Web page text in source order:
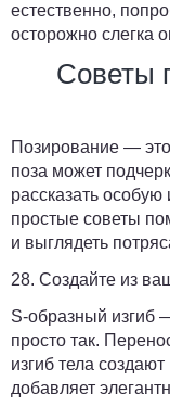
естественно,
осторожно слегка
Советы
Позирование —
поза может
рассказать
простые советы
и выглядеть
28. Создайте из
S-образный изгиб
просто так.
изгиб тела
добавляет